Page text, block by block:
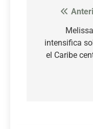
entradas
intensifica
el Caribe